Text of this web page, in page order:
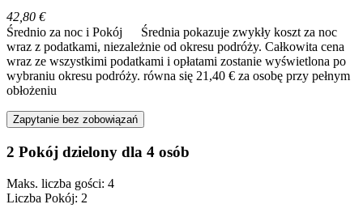
42,80 €
Średnio za noc i Pokój
Średnia pokazuje zwykły koszt za noc
wraz z podatkami, niezależnie od okresu podróży. Całkowita cena
wraz ze wszystkimi podatkami i opłatami zostanie wyświetlona po
wybraniu okresu podróży. równa się 21,40 € za osobę przy pełnym
obłożeniu
Zapytanie bez zobowiązań
2 Pokój dzielony dla 4 osób
Maks. liczba gości: 4
Liczba Pokój: 2